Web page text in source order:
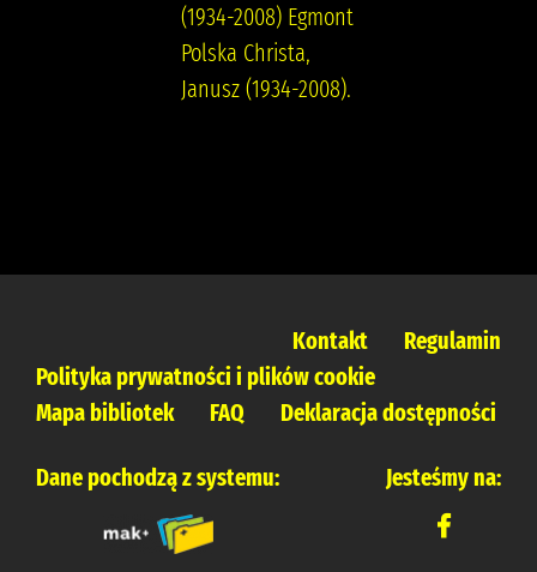
(1934-2008) Egmont
Polska Christa,
Janusz (1934-2008).
Kontakt
Regulamin
Polityka prywatności i plików cookie
Mapa bibliotek
FAQ Deklaracja dostępności
Dane pochodzą z systemu: Jesteśmy na: